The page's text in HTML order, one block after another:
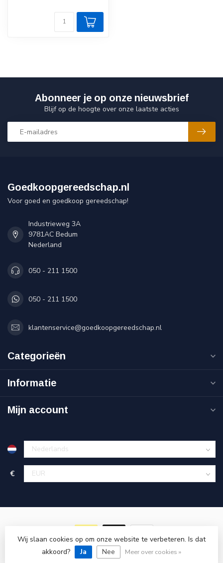
Abonneer je op onze nieuwsbrief
Blijf op de hoogte over onze laatste acties
Goedkoopgereedschap.nl
Voor goed en goedkoop gereedschap!
Industrieweg 3A
9781AC Bedum
Nederland
050 - 211 1500
050 - 211 1500
klantenservice@goedkoopgereedschap.nl
Categorieën
Informatie
Mijn account
€
© Copyright 2026 Goedkoopgereedschap.nl
Wij slaan cookies op om onze website te verbeteren. Is dat
akkoord?
Ja Nee Meer over cookies »